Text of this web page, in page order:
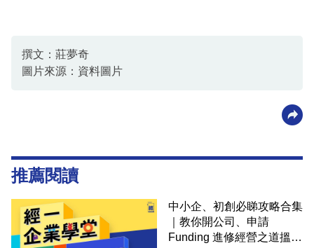
撰文：莊夢奇
圖片來源：資料圖片
推薦閱讀
中小企、初創必睇攻略合集
｜教你開公司、申請
Funding 進修經營之道搵大